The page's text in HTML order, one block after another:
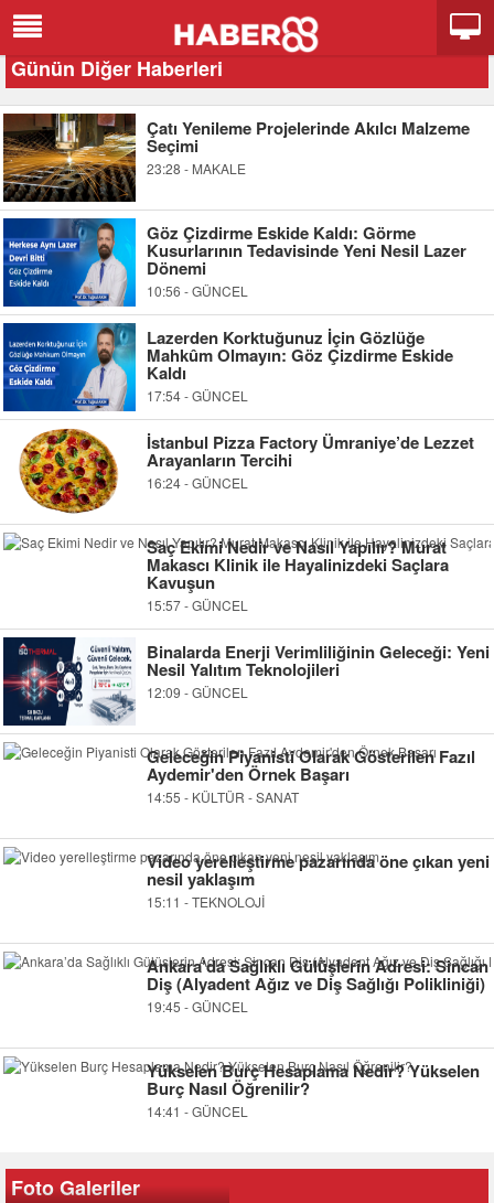
Günün Diğer Haberleri
Çatı Yenileme Projelerinde Akılcı Malzeme
Seçimi
23:28 - MAKALE
Göz Çizdirme Eskide Kaldı: Görme
Kusurlarının Tedavisinde Yeni Nesil Lazer
Dönemi
10:56 - GÜNCEL
Lazerden Korktuğunuz İçin Gözlüğe
Mahkûm Olmayın: Göz Çizdirme Eskide
Kaldı
17:54 - GÜNCEL
İstanbul Pizza Factory Ümraniye’de Lezzet
Arayanların Tercihi
16:24 - GÜNCEL
Saç Ekimi Nedir ve Nasıl Yapılır? Murat
Makascı Klinik ile Hayalinizdeki Saçlara
Kavuşun
15:57 - GÜNCEL
Binalarda Enerji Verimliliğinin Geleceği: Yeni
Nesil Yalıtım Teknolojileri
12:09 - GÜNCEL
Geleceğin Piyanisti Olarak Gösterilen Fazıl
Aydemir'den Örnek Başarı
14:55 - KÜLTÜR - SANAT
Video yerelleştirme pazarında öne çıkan yeni
nesil yaklaşım
15:11 - TEKNOLOJİ
Ankara’da Sağlıklı Gülüşlerin Adresi: Sincan
Diş (Alyadent Ağız ve Diş Sağlığı Polikliniği)
19:45 - GÜNCEL
Yükselen Burç Hesaplama Nedir? Yükselen
Burç Nasıl Öğrenilir?
14:41 - GÜNCEL
Foto Galeriler